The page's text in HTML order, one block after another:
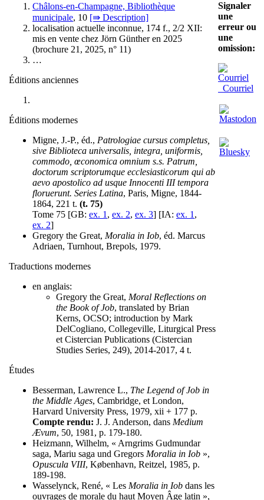
Châlons-en-Champagne, Bibliothèque
municipale, 10 [⇛ Description]
localisation actuelle inconnue, 174 f., 2/2 XII:
mis en vente chez Jörn Günther en 2025
(brochure 21, 2025, n° 11)
…
Éditions anciennes
Éditions modernes
Migne, J.-P., éd., Patrologiae cursus completus,
sive Biblioteca universalis, integra, uniformis,
commodo, œconomica omnium s.s. Patrum,
doctorum scriptorumque ecclesiasticorum qui ab
aevo apostolico ad usque Innocenti III tempora
floruerunt. Series Latina, Paris, Migne, 1844-
1864, 221 t. (t. 75)
Tome 75 [GB: ex. 1 , ex. 2, ex. 3] [IA: ex. 1 ,
ex. 2]
Gregory the Great, Moralia in Iob, éd. Marcus
Adriaen, Turnhout, Brepols, 1979.
Traductions modernes
en anglais:
Gregory the Great, Moral Reflections on
the Book of Job, translated by Brian
Kerns, OCSO; introduction by Mark
DelCogliano, Collegeville, Liturgical Press
et Cistercian Publications (Cistercian
Studies Series, 249), 2014-2017, 4 t.
Études
Besserman, Lawrence L., The Legend of Job in
the Middle Ages, Cambridge, et London,
Harvard University Press, 1979, xii + 177 p.
Compte rendu: J. J. Anderson, dans Medium
Ævum, 50, 1981, p. 179-180.
Heizmann, Wilhelm, « Arngrims Gudmundar
saga, Mariu saga und Gregors Moralia in Iob »,
Opuscula VIII, København, Reitzel, 1985, p.
189-198.
Wasselynck, René, « Les Moralia in Iob dans les
ouvrages de morale du haut Moyen Âge latin »,
Signaler
une
erreur ou
une
omission:
Courriel